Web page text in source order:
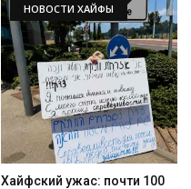
НОВОСТИ ХАЙФЫ
Хайфский ужас: почти 100